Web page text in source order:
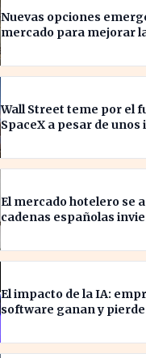
Nuevas opciones
mercado para mejorar
Wall Street teme por el
SpaceX a pesar de unos
El mercado hotelero se
cadenas españolas
El impacto de la IA:
software ganan y